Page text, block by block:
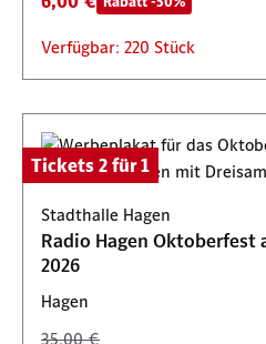
Verfügbar: 220 Stück
Tickets 2 für 1
Stadthalle Hagen
Radio Hagen Oktoberfest am
2026
Hagen
35,00 €